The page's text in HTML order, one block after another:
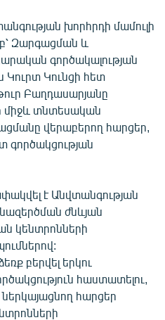
խորհրդի մամուլի
Զարգացման և
գործակալության
Կունցի հետ
Բաղդասարյանը
միջև տնտեսական
վերաբերող հարցեր,
գործակցության
է Անվտանգության
ժնևյան
կենտրոնների
բերվել երկու
հաստատելու,
ներկայացնող հարցեր